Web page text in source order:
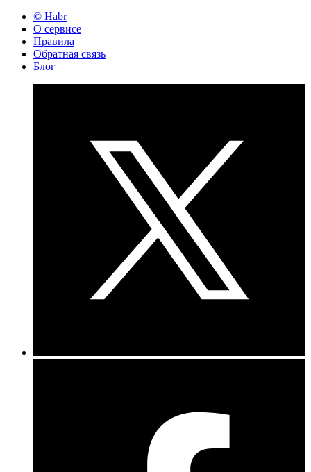
© Habr
О сервисе
Правила
Обратная связь
Блог